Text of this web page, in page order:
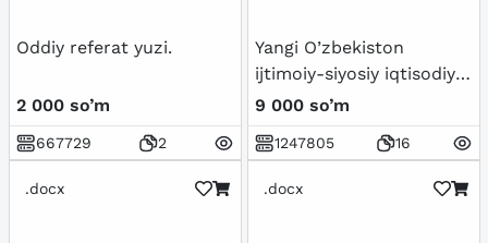
Oddiy referat yuzi.
2 000 so’m
667729 2
Yangi O’zbekiston
ijtimoiy-siyosiy iqtisodiy
va madaniy hayotida roʻy
berayotgan
oʻzgarishlarning xalqaro
reyting va indekislarda
9 000 so’m
1247805 16
.docx .docx